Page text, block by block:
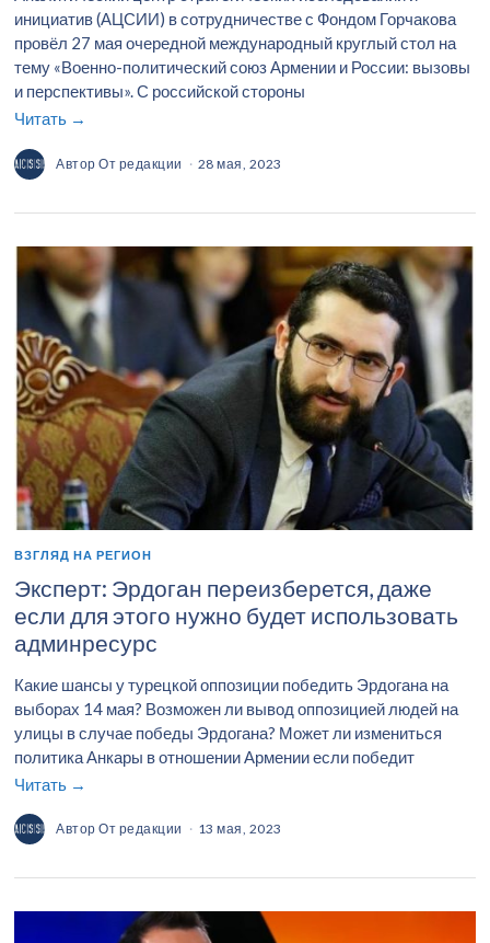
инициатив (АЦСИИ) в сотрудничестве с Фондом Горчакова
провёл 27 мая очередной международный круглый стол на
тему «Военно-политический союз Армении и России: вызовы
и перспективы». С российской стороны
Читать →
АвторОт редакции 28 мая, 2023
ВЗГЛЯД НА РЕГИОН
Эксперт: Эрдоган переизберется, даже
если для этого нужно будет использовать
админресурс
Какие шансы у турецкой оппозиции победить Эрдогана на
выборах 14 мая? Возможен ли вывод оппозицией людей на
улицы в случае победы Эрдогана? Может ли измениться
политика Анкары в отношении Армении если победит
Читать →
АвторОт редакции 13 мая, 2023